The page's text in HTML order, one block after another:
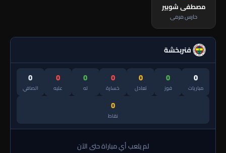
مصطفى شوبير
حارس مرمى
فنربخشة
0
مباريات
0
فوز
0
تعادل
0
خسارة
0
له
0
عليه
0
الصافي
0
نقاط
لم يلعب أي مباراة حتى الآن